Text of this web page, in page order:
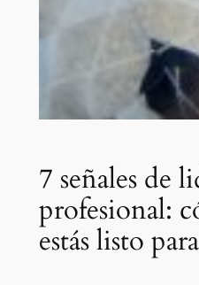
7 señales de
profesional:
estás listo